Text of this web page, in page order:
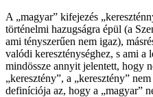
A „magyar” kifejezés
történelmi hazugságra épül (a
ami tényszerűen nem igaz),
valódi kereszténységhez, s ami a
mindössze annyit jelentett, hogy
„keresztény”, a „keresztény”
definíciója az, hogy a „magyar”